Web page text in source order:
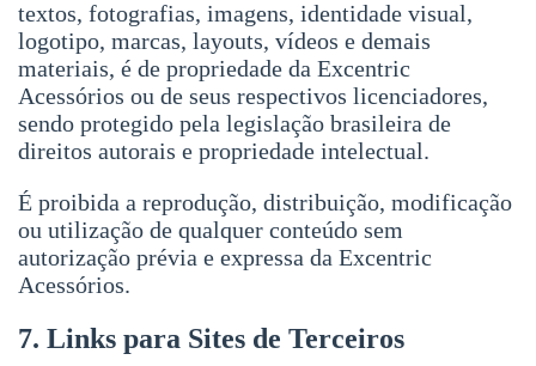
textos, fotografias, imagens, identidade visual,
logotipo, marcas, layouts, vídeos e demais
materiais, é de propriedade da Excentric
Acessórios ou de seus respectivos licenciadores,
sendo protegido pela legislação brasileira de
direitos autorais e propriedade intelectual.
É proibida a reprodução, distribuição, modificação
ou utilização de qualquer conteúdo sem
autorização prévia e expressa da Excentric
Acessórios.
7. Links para Sites de Terceiros